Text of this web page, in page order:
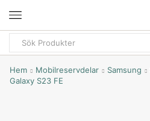
Hem Mobilreservdelar Samsung
Galaxy S23 FE